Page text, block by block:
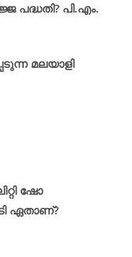
പദ്ധതി? പി.എം.
മലയാളി
ഷോ
ഏതാണ്?